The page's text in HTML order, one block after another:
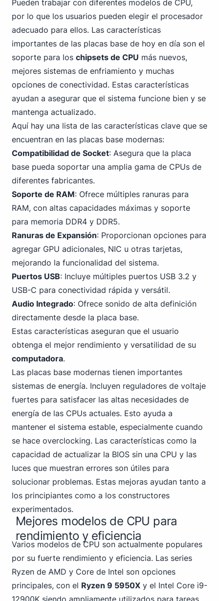
Pueden trabajar con diferentes modelos de CPU,
por lo que los usuarios pueden elegir el procesador
adecuado para ellos. Las características
importantes de las placas base de hoy en día son el
soporte para los chipsets de CPU más nuevos,
mejores sistemas de enfriamiento y muchas
opciones de conectividad. Estas características
ayudan a asegurar que el sistema funcione bien y se
mantenga actualizado.
Aquí hay una lista de las características clave que se
encuentran en las placas base modernas:
Compatibilidad de Socket: Asegura que la placa
base pueda soportar una amplia gama de CPUs de
diferentes fabricantes.
Soporte de RAM: Ofrece múltiples ranuras para
RAM, con altas capacidades máximas y soporte
para memoria DDR4 y DDR5.
Ranuras de Expansión: Proporcionan opciones para
agregar GPU adicionales, NIC u otras tarjetas,
mejorando la funcionalidad del sistema.
Puertos USB: Incluye múltiples puertos USB 3.2 y
USB-C para conectividad rápida y versátil.
Audio Integrado: Ofrece sonido de alta definición
directamente desde la placa base.
Estas características aseguran que el usuario
obtenga el mejor rendimiento y versatilidad de su
computadora.
Las placas base modernas tienen importantes
sistemas de energía. Incluyen reguladores de voltaje
fuertes para satisfacer las altas necesidades de
energía de las CPUs actuales. Esto ayuda a
mantener el sistema estable, especialmente cuando
se hace overclocking. Las características como la
capacidad de actualizar la BIOS sin una CPU y las
luces que muestran errores son útiles para
solucionar problemas. Estas mejoras ayudan tanto a
los principiantes como a los constructores
experimentados.
Mejores modelos de CPU para
rendimiento y eficiencia
Varios modelos de CPU son actualmente populares
por su fuerte rendimiento y eficiencia. Las series
Ryzen de AMD y Core de Intel son opciones
principales, con el Ryzen 9 5950X y el Intel Core i9-
12900K siendo ampliamente utilizados para tareas